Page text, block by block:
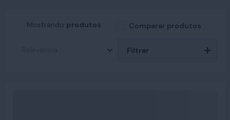
Mostrando produtos Comparar produtos
Filtrar